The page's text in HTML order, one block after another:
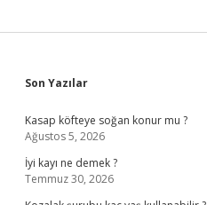
Sidebar
Son Yazılar
Kasap köfteye soğan konur mu ?
Ağustos 5, 2026
İyi kayı ne demek ?
Temmuz 30, 2026